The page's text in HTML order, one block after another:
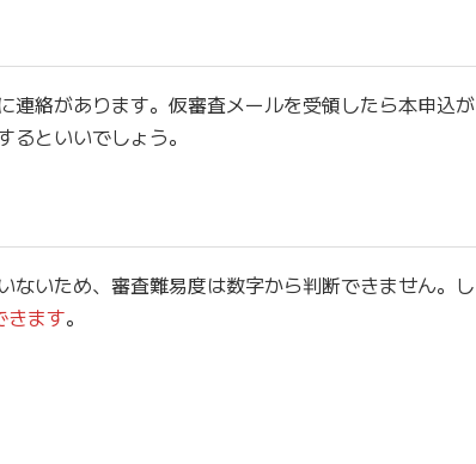
絡があります。仮審査メールを受領したら本申込が
といいでしょう。
いため、審査難易度は数字から判断できません。し
きます。